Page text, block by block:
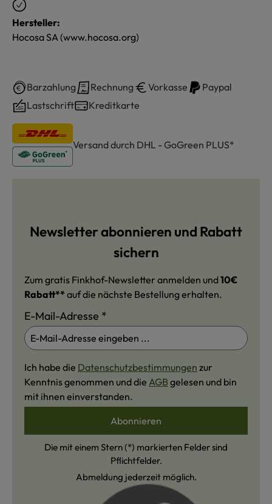
Hersteller:
Hocosa SA (www.hocosa.org)
Barzahlung Rechnung Vorkasse
Paypal
Lastschrift
Kreditkarte
Versand durch DHL - GoGreen PLUS*
Newsletter abonnieren und Rabatt
sichern
Zum gratis Finkhof-Newsletter anmelden und10€
Rabatt** auf die nächste Bestellung erhalten.
E-Mail-Adresse *
Ich habe die Datenschutzbestimmungen zur
Kenntnis genommen und die AGB gelesen und bin
mit ihnen einverstanden.
Abonnieren
Die mit einem Stern (*) markierten Felder sind
Pflichtfelder.
Abmeldung jederzeit möglich.